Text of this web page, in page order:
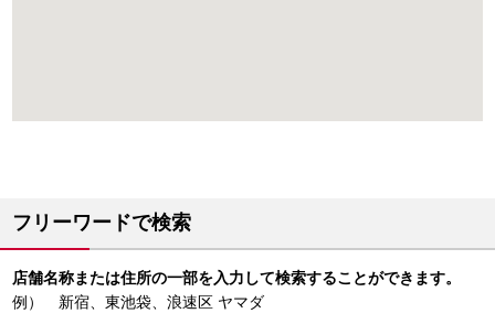
フリーワードで検索
店舗名称または住所の一部を入力して検索することができます。
例） 新宿、東池袋、浪速区 ヤマダ